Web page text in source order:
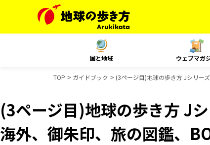
国と地域 ウェブマガ
TOP ガイドブック (3ページ目)地球の歩き方 Jシリー
(3ページ目)地球の歩き方 J
海外、御朱印、旅の図鑑、